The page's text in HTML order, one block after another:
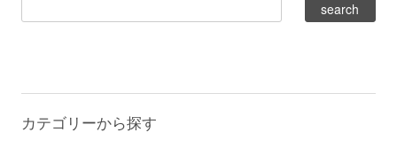
カテゴリーから探す